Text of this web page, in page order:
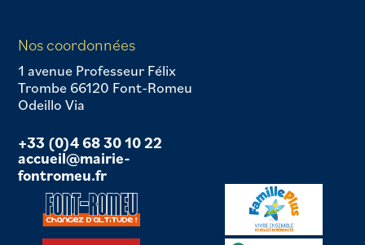
Nos coordonnées
1 avenue Professeur Félix
Trombe 66120 Font-Romeu
Odeillo Via
+33 (0)4 68 30 10 22
accueil@mairie-
fontromeu.fr